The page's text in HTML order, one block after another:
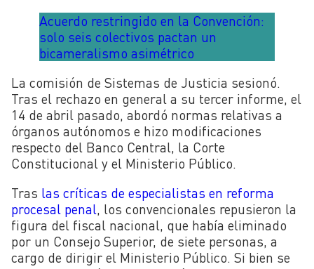
Acuerdo restringido en la Convención:
solo seis colectivos pactan un
bicameralismo asimétrico
La comisión de Sistemas de Justicia sesionó.
Tras el rechazo en general a su tercer informe, el
14 de abril pasado, abordó normas relativas a
órganos autónomos e hizo modificaciones
respecto del Banco Central, la Corte
Constitucional y el Ministerio Público.
Tras las críticas de especialistas en reforma
procesal penal, los convencionales repusieron la
figura del fiscal nacional, que había eliminado
por un Consejo Superior, de siete personas, a
cargo de dirigir el Ministerio Público. Si bien se